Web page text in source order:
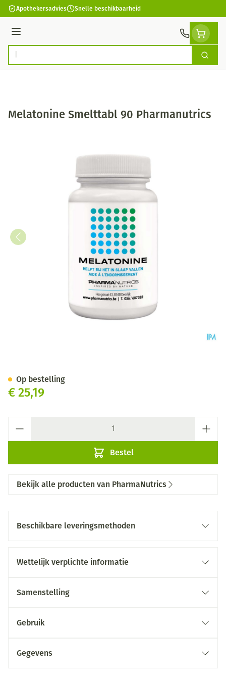
Ga naar de inhoud
Apothekersadvies Snelle beschikbaarheid
Menu
Product, merk, categorie... Zoek
Melatonine Smelttabl 90 Pharmanutrics
€ 25,19
Bestel
Op bestelling
Bekijk alle producten van PharmaNutrics
Beschikbare leveringsmethoden
Wettelijk verplichte informatie
Samenstelling
Gebruik
Gegevens